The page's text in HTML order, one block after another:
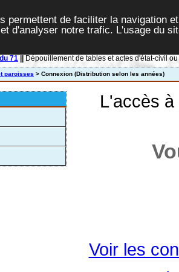
permettent de faciliter la navigation
d'analyser notre trafic. L'usage du
71 Dépouillement de tables et actes d'état-civil
paroisses > Connexion (Distribution selon les années)
L'accès
Voir les